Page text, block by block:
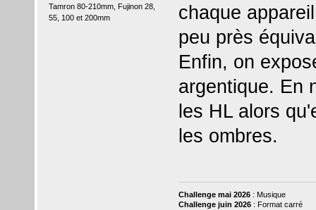
Tamron 80-210mm, Fujinon 28,
55, 100 et 200mm
chaque
peu près
Enfin, on
argentique. En
les HL alors
les ombres.
Challenge mai 2026: Musique
Challenge juin 2026: Format carré